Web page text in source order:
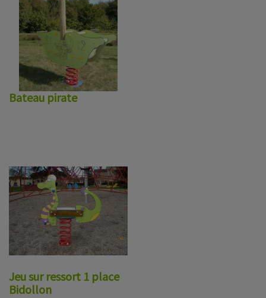
Bateau pirate
Jeu sur ressort 1 place
Bidollon